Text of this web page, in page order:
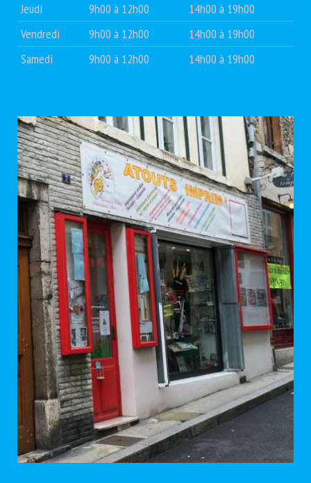
Jeudi
9h00 à 12h00
14h00 à 19h00
Vendredi
9h00 à 12h00
14h00 à 19h00
Samedi
9h00 à 12h00 14h00 à 19h00